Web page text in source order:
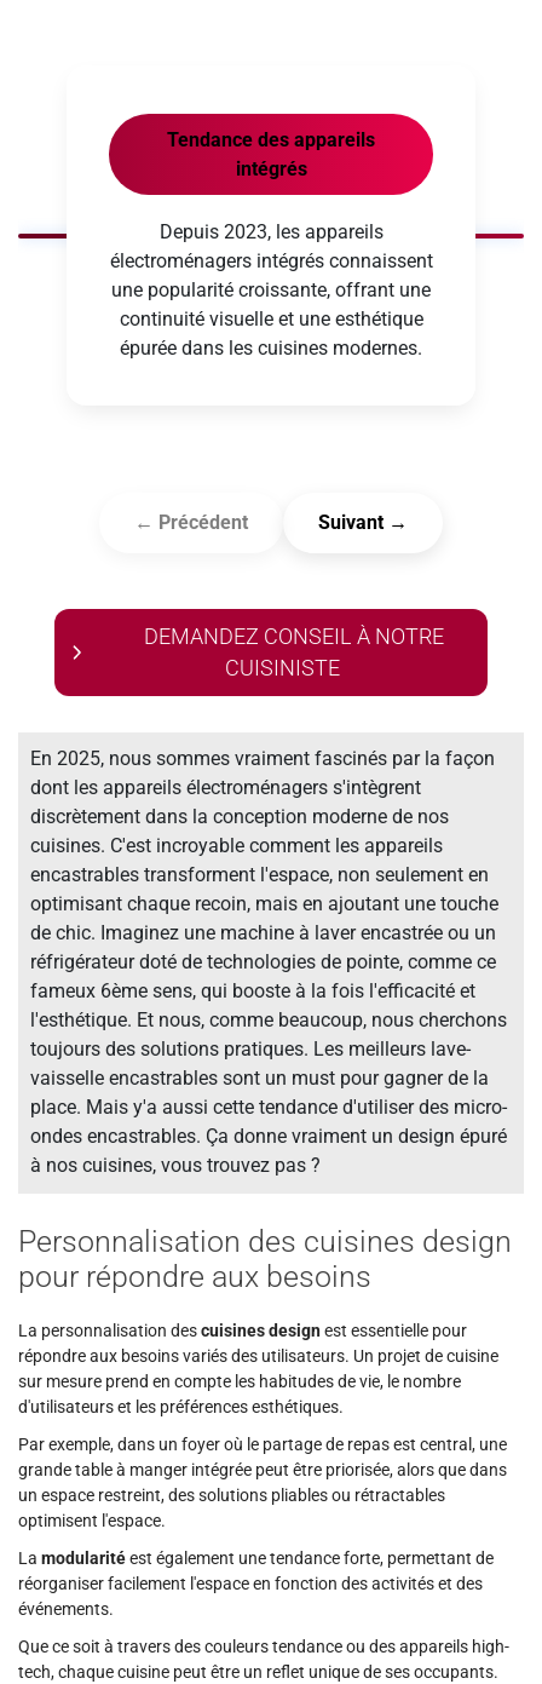
Tendance des appareils
intégrés
Depuis 2023, les appareils
électroménagers intégrés connaissent
une popularité croissante, offrant une
continuité visuelle et une esthétique
épurée dans les cuisines modernes.
← Précédent Suivant →
DEMANDEZ CONSEIL À NOTRE
CUISINISTE
En 2025, nous sommes vraiment fascinés par la façon
dont les appareils électroménagers s'intègrent
discrètement dans la conception moderne de nos
cuisines. C'est incroyable comment les appareils
encastrables transforment l'espace, non seulement en
optimisant chaque recoin, mais en ajoutant une touche
de chic. Imaginez une machine à laver encastrée ou un
réfrigérateur doté de technologies de pointe, comme ce
fameux 6ème sens, qui booste à la fois l'efficacité et
l'esthétique. Et nous, comme beaucoup, nous cherchons
toujours des solutions pratiques. Les meilleurs lave-
vaisselle encastrables sont un must pour gagner de la
place. Mais y'a aussi cette tendance d'utiliser des micro-
ondes encastrables. Ça donne vraiment un design épuré
à nos cuisines, vous trouvez pas ?
Personnalisation des cuisines design
pour répondre aux besoins
La personnalisation descuisines designest essentielle pour
répondre aux besoins variés des utilisateurs. Un projet de cuisine
sur mesure prend en compte les habitudes de vie, le nombre
d'utilisateurs et les préférences esthétiques.
Par exemple, dans un foyer où le partage de repas est central, une
grande table à manger intégrée peut être priorisée, alors que dans
un espace restreint, des solutions pliables ou rétractables
optimisent l'espace.
La modularitéest également une tendance forte, permettant de
réorganiser facilement l'espace en fonction des activités et des
événements.
Que ce soit à travers des couleurs tendance ou des appareils high-
tech, chaque cuisine peut être un reflet unique de ses occupants.